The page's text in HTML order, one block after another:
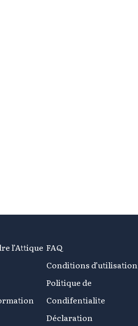
l’Attique FAQ
Conditions d’utilisation
Politique de
Condifentialite
Déclaration